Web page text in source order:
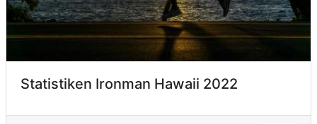
Statistiken Ironman Hawaii 2022